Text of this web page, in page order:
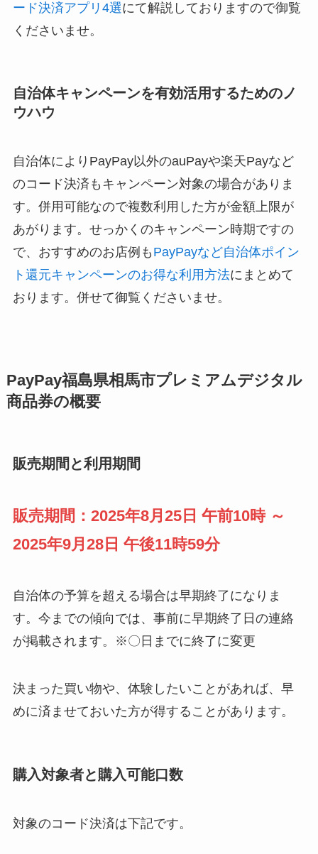
ード決済アプリ4選にて解説しておりますので御覧
くださいませ。
自治体キャンペーンを有効活用するためのノ
ウハウ
自治体によりPayPay以外のauPayや楽天Payなど
のコード決済もキャンペーン対象の場合がありま
す。併用可能なので複数利用した方が金額上限が
あがります。せっかくのキャンペーン時期ですの
で、おすすめのお店例も PayPayなど自治体ポイン
ト還元キャンペーンのお得な利用方法にまとめて
おります。併せて御覧くださいませ。
PayPay福島県相馬市プレミアムデジタル
商品券の概要
販売期間と利用期間
販売期間：2025年8月25日 午前10時 ～
2025年9月28日 午後11時59分
自治体の予算を超える場合は早期終了になりま
す。今までの傾向では、事前に早期終了日の連絡
が掲載されます。※〇日までに終了に変更
決まった買い物や、体験したいことがあれば、早
めに済ませておいた方が得することがあります。
購入対象者と購入可能口数
対象のコード決済は下記です。